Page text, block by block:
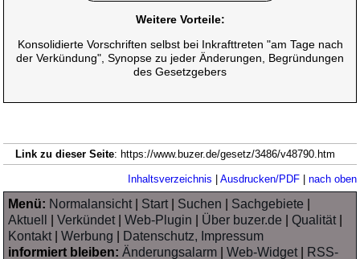
Weitere Vorteile:
Konsolidierte Vorschriften selbst bei Inkrafttreten "am Tage nach
der Verkündung", Synopse zu jeder Änderungen, Begründungen
des Gesetzgebers
Link zu dieser Seite: https://www.buzer.de/gesetz/3486/v48790.htm
Inhaltsverzeichnis Ausdrucken/PDF| nach oben
Menü: Normalansicht| Start| Suchen Sachgebiete
Aktuell
|Verkündet|Web-Plugin Über buzer.de |Qualität|
Kontakt|Werbung
Datenschutz, Impressum
informiert bleiben: Änderungsalarm |Web-Widget| RSS-